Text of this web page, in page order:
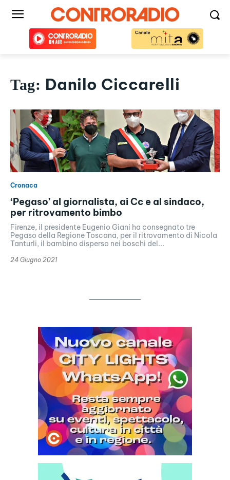
Tag: Danilo Ciccarelli
Cronaca
‘Pegaso’ al giornalista, ai Cc e al sindaco,
per ritrovamento bimbo
Firenze, il presidente Eugenio Giani ha consegnato tre
Pegaso della Regione Toscana, per il ritrovamento di Nicola
Tanturli, il bambino disperso nei boschi del...
24 Giugno 2021